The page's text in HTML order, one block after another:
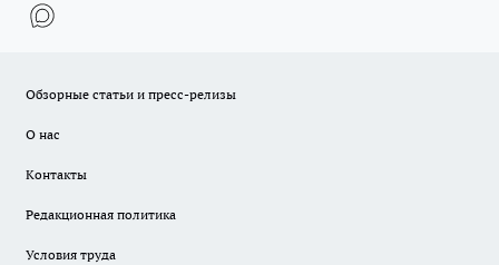
Обзорные статьи и пресс-релизы
О нас
Контакты
Редакционная политика
Условия труда